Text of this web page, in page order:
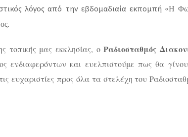
λόγος από την εβδομαδιαία εκπομπή «Η
τοπικής μας εκκλησίας, οΡαδιοσταθμός
ενδιαφερόντων και ευελπιστούμε πως θα
ευχαριστίες προς όλα τα στελέχη του